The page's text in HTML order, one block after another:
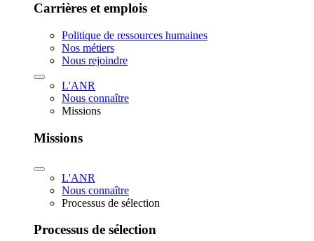
Carrières et emplois
Politique de ressources humaines
Nos métiers
Nous rejoindre
L'ANR
Nous connaître
Missions
Missions
L'ANR
Nous connaître
Processus de sélection
Processus de sélection